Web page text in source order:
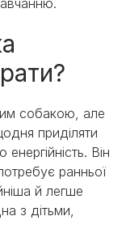
собакою, але
приділяти
Він
ранньої
й легше
з дітьми,